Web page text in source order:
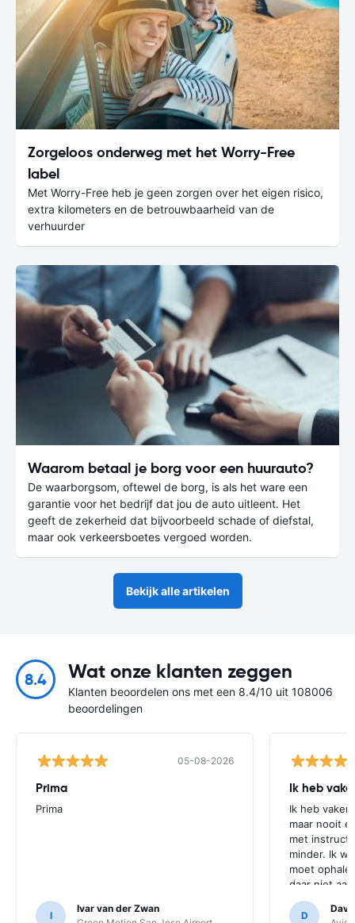
Zorgeloos onderweg met het Worry-Free
label
Met Worry-Free heb je geen zorgen over het eigen risico,
extra kilometers en de betrouwbaarheid van de
verhuurder
Waarom betaal je borg voor een huurauto?
De waarborgsom, oftewel de borg, is als het ware een
garantie voor het bedrijf dat jou de auto uitleent. Het
geeft de zekerheid dat bijvoorbeeld schade of diefstal,
maar ook verkeersboetes vergoed worden.
Bekijk alle artikelen
8.4 Wat onze klanten zeggen
Klanten beoordelen ons met een 8.4/10 uit 108006
beoordelingen
05-08-2026
Prima
Prima
I
Ivar van der Zwan
Ik heb
Ik heb vaker
maar nooit
met
minder. Ik
moet
daar niet
Gewoon de
voldoende.
D